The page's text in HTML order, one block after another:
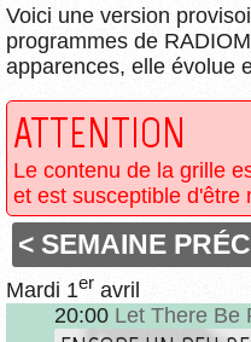
Voici une version
programmes de
apparences, elle évolue
ATTENTION
Le contenu de la grille
et est susceptible d'être
< SEMAINE
Mardi 1er avril
20:00 Let There Be